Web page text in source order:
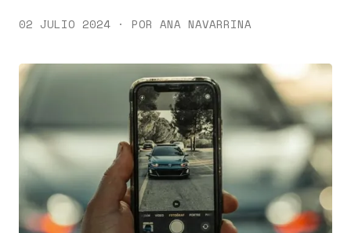
02 JULIO 2024 · POR ANA NAVARRINA